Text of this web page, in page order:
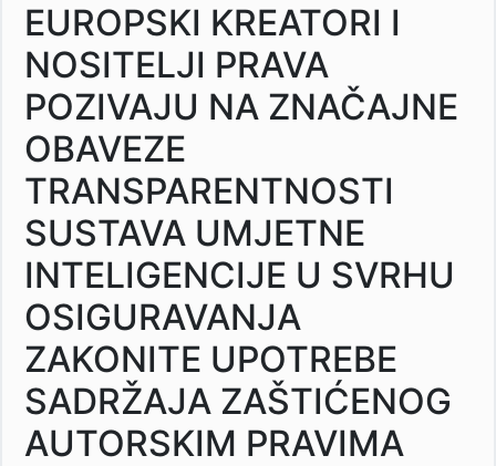
EUROPSKI KREATORI I
NOSITELJI PRAVA
POZIVAJU NA ZNAČAJNE
OBAVEZE
TRANSPARENTNOSTI
SUSTAVA UMJETNE
INTELIGENCIJE U SVRHU
OSIGURAVANJA
ZAKONITE UPOTREBE
SADRŽAJA ZAŠTIĆENOG
AUTORSKIM PRAVIMA